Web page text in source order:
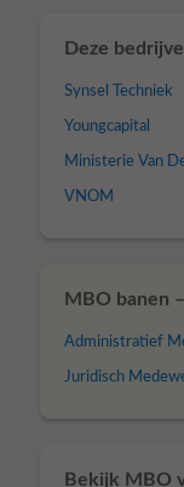
Deze
Synsel Techniek
Youngcapital
Ministerie Van
VNOM
MBO banen
Administratief
Juridisch
Bekijk MBO